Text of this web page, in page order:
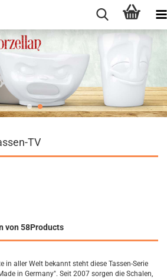
TV
von 58Products
in aller Welt bekannt steht diese Tassen-Serie
in Germany". Seit 2007 sorgen die Schalen,